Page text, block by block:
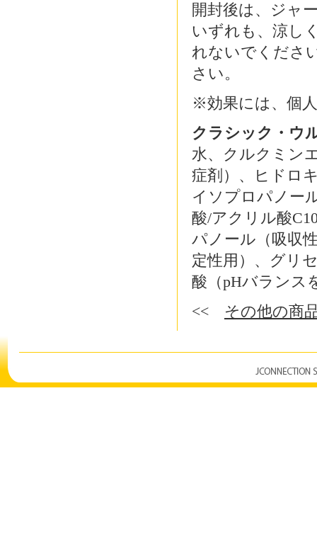
開封後は、ジャ
いずれも、涼し
れないでくださ
さい。
※効果には、個
クラシック・ウ
水、クルクミン
症剤）、ヒドロ
イソプロパノー
酸/アクリル酸
パノール（吸収
定性用）、グリ
酸（pHバランス
<< その他の商